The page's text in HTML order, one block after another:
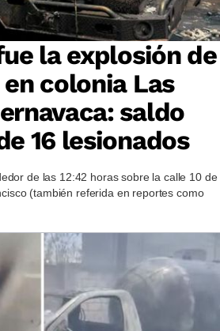
la explosión de
colonia Las
saldo
16 lesionados
de las 12:42 horas sobre la calle 10 de
(también referida en reportes como